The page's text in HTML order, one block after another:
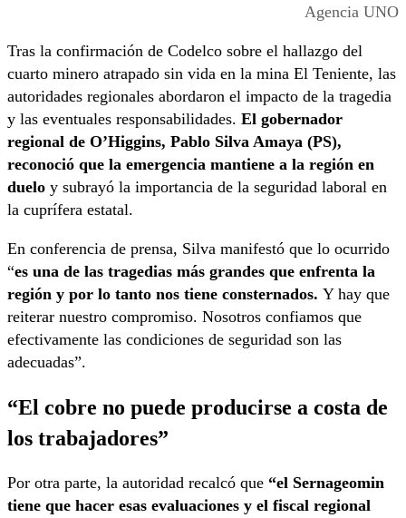
Agencia UNO
Tras la confirmación de Codelco sobre el hallazgo del
cuarto minero atrapado sin vida en la mina El Teniente, las
autoridades regionales abordaron el impacto de la tragedia
y las eventuales responsabilidades. El gobernador
regional de O’Higgins, Pablo Silva Amaya (PS),
reconoció que la emergencia mantiene a la región en
duelo y subrayó la importancia de la seguridad laboral en
la cuprífera estatal.
En conferencia de prensa, Silva manifestó que lo ocurrido
“es una de las tragedias más grandes que enfrenta la
región y por lo tanto nos tiene consternados. Y hay que
reiterar nuestro compromiso. Nosotros confiamos que
efectivamente las condiciones de seguridad son las
adecuadas”.
“El cobre no puede producirse a costa de
los trabajadores”
Por otra parte, la autoridad recalcó que “el Sernageomin
tiene que hacer esas evaluaciones y el fiscal regional